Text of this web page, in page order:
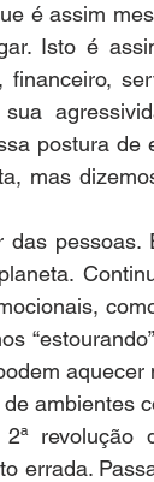
é assim
Isto é
financeiro,
postura
mas
das
ambientes
errada.